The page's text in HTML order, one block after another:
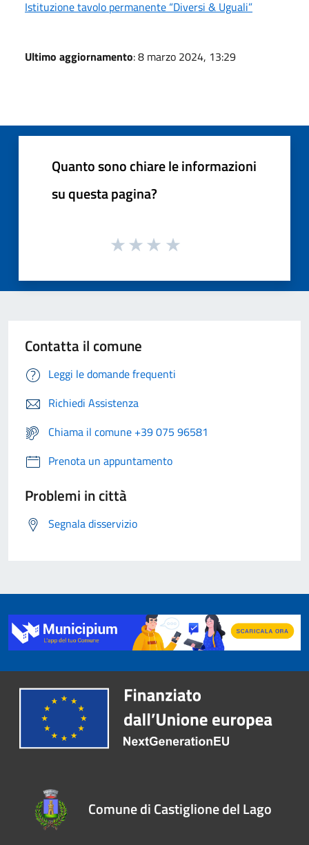
Istituzione tavolo permanente “Diversi & Uguali”
Ultimo aggiornamento: 8 marzo 2024, 13:29
Quanto sono chiare le informazioni
su questa pagina?
Contatta il comune
Leggi le domande frequenti
Richiedi Assistenza
Chiama il comune +39 075 96581
Prenota un appuntamento
Problemi in città
Segnala disservizio
Comune di Castiglione del Lago